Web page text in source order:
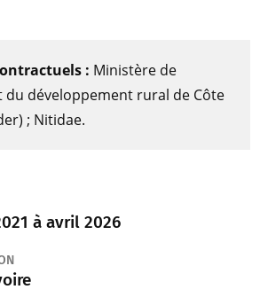
à avril 2026
: Ministère de
du développement rural de Côte
; Nitidae.